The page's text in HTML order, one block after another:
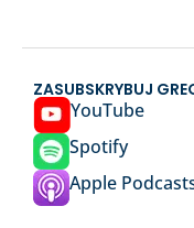
ZASUBSKRYBUJ
YouTube
Spotify
Apple